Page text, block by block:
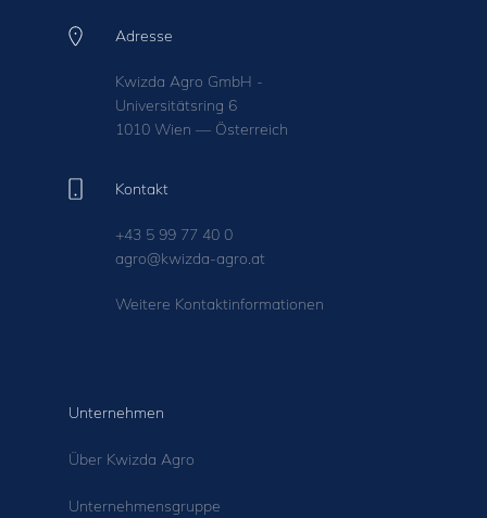
Adresse
Kwizda Agro GmbH -
Universitätsring 6
1010 Wien — Österreich
Kontakt
+43 5 99 77 40 0
agro@kwizda-agro.at
Weitere Kontaktinformationen
Unternehmen
Über Kwizda Agro
Unternehmensgruppe